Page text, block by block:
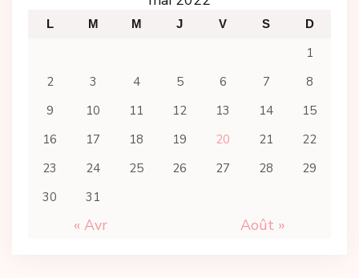
L M M J V S D
1
2
3 4 5 6 7
8
9
10 11 12 13 14
15
16
17 18 19 20 21
22
23
24 25 26 27 28
29
30
31
« Avr Août »